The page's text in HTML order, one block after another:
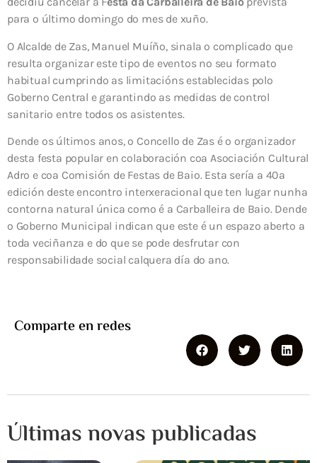
para o último domingo do mes de xuño.
O Alcalde de Zas, Manuel Muíño, sinala o complicado que
resulta organizar este tipo de eventos no seu formato
habitual cumprindo as limitacións establecidas polo
Goberno Central e garantindo as medidas de control
sanitario entre todos os asistentes.
Dende os últimos anos, o Concello de Zas é o organizador
desta festa popular en colaboración coa Asociación Cultural
Adro e coa Comisión de Festas de Baio. Esta sería a 40ª
edición deste encontro interxeracional que ten lugar nunha
contorna natural única como é a Carballeira de Baio. Dende
o Goberno Municipal indican que este é un espazo aberto a
toda veciñanza e do que se pode desfrutar con
responsabilidade social calquera día do ano.
Comparte en redes
Últimas novas publicadas